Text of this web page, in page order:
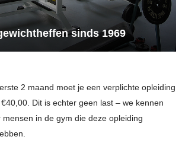
sinds 1969
2 maand moet je een verplichte opleiding
Dit is echter geen last – we kennen
in de gym die deze opleiding